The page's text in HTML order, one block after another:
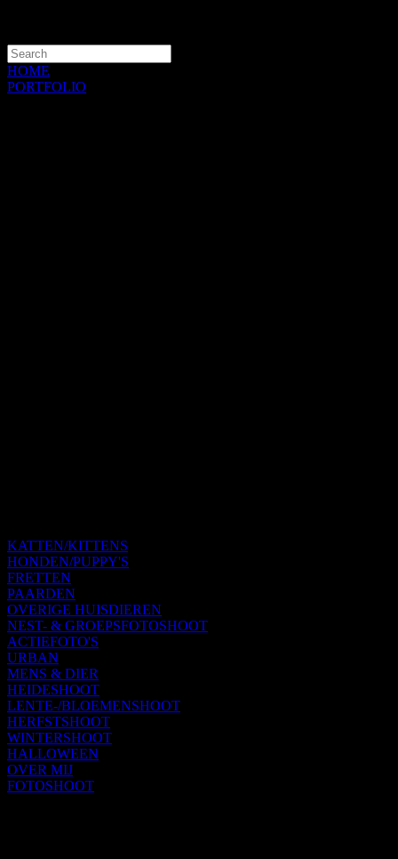
HOME
PORTFOLIO
KATTEN/KITTENS
HONDEN/PUPPY'S
FRETTEN
PAARDEN
OVERIGE HUISDIEREN
NEST- & GROEPSFOTOSHOOT
ACTIEFOTO'S
URBAN
MENS & DIER
HEIDESHOOT
LENTE-/BLOEMENSHOOT
HERFSTSHOOT
WINTERSHOOT
HALLOWEEN
OVER MIJ
FOTOSHOOT